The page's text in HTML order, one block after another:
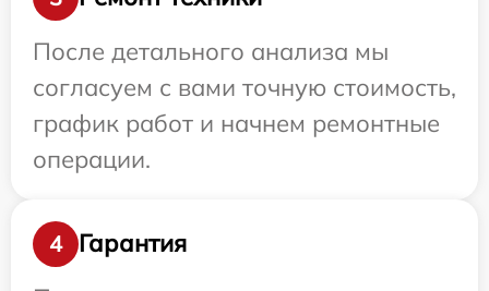
После детального анализа мы
согласуем с вами точную стоимость,
график работ и начнем ремонтные
операции.
4
Гарантия